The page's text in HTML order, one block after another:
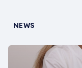
NEWS